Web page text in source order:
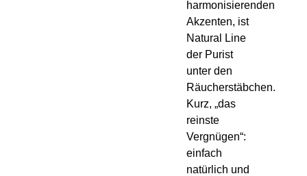
harmonisierenden
Akzenten, ist
Natural Line
der Purist
unter den
Räucherstäbchen.
Kurz, „das
reinste
Vergnügen“:
einfach
natürlich und